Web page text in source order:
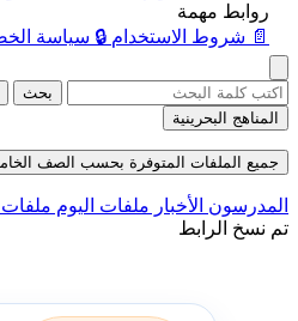
روابط مهمة
📄 شروط الاستخدام 🔒 سياسة
بحث
المناهج البحرينية
جميع الملفات المتوفرة بحسب الصف الخامس
المدرسون الأخبار ملفات اليوم
تم نسخ الرابط